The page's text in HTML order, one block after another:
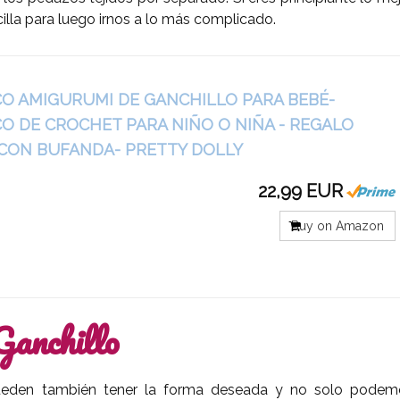
para luego irnos a lo más complicado.
AMIGURUMI DE GANCHILLO PARA BEBÉ-
DE CROCHET PARA NIÑO O NIÑA - REGALO
BUFANDA- PRETTY DOLLY
22,99 EUR
Buy on Amazon
también tener la forma deseada y no solo